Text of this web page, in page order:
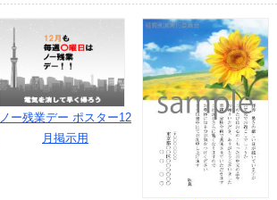
ノー残業デー ポスター12
月掲示用